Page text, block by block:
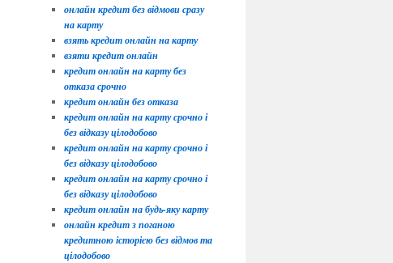
онлайн кредит без відмови сразу
на карту
взять кредит онлайн на карту
взяти кредит онлайн
кредит онлайн на карту без
отказа срочно
кредит онлайн без отказа
кредит онлайн на карту срочно і
без відказу цілодобово
кредит онлайн на карту срочно і
без відказу цілодобово
кредит онлайн на карту срочно і
без відказу цілодобово
кредит онлайн на будь-яку карту
онлайн кредит з поганою
кредитною історією без відмов та
цілодобово